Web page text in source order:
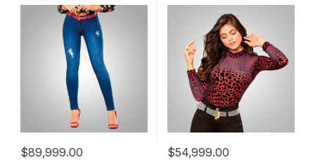
$89,999.00 $54,999.00